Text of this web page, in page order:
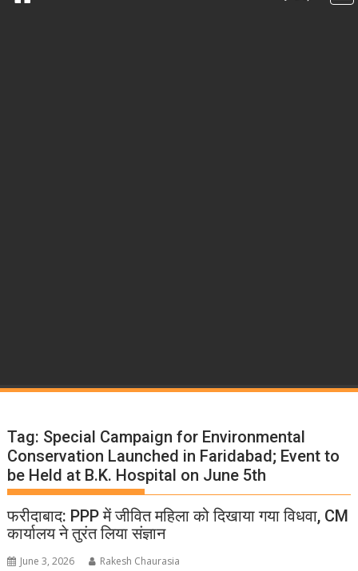
Tag: Special Campaign for Environmental
Conservation Launched in Faridabad; Event to
be Held at B.K. Hospital on June 5th
फरीदाबाद: PPP में जीवित महिला को दिखाया गया विधवा, CM
कार्यालय ने तुरंत लिया संज्ञान
June 3, 2026 Rakesh Chaurasia